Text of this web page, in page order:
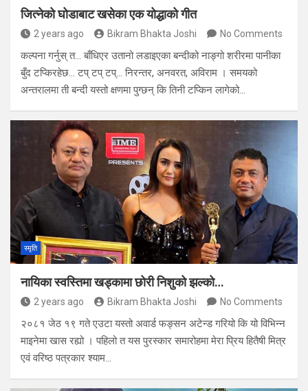
जित्नेको घोडाबाट खसेका एक योद्धाको गीत
2 years ago Bikram Bhakta Joshi No Comments
कल्पना गर्नुस् त… बाँधिएर उतानो लडाइएका बन्दीको नाङ्गो शरीरमा पानीका
बुँद टप्किरहेछ… टप् टप् टप्… निरन्तर, अनवरत, अविराम । समयको
अन्तरालमा ती बन्दी यस्तो क्षणमा पुग्छन् कि तिनी टप्किन लागेको…
स्मृति
नायिका स्वस्तिमा खड्कामा छोरी निशुको झल्को…
2 years ago Bikram Bhakta Joshi No Comments
२०८१ जेठ १९ गते एउटा यस्तो अवार्ड फङ्सन अटेन्ड गरियो कि यो विभिन्न
माइनेमा खास रह्यो । पहिलो त यस पुरस्कार समारोहमा मेरा प्रिय हितैषी मित्र
एवं वरिष्ठ पत्रकार श्याम…